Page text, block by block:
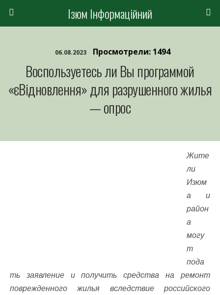
Ізюм Інформаційний
06.08.2023 Просмотрели: 1494
Воспользуетесь ли Вы программой
«єВідновлення» для разрушенного жилья
— опрос
Жите
ли
Изюм
а и
район
а
могу
т
пода
ть заявление и получить средства на ремонт
поврежденного жилья вследствие российского